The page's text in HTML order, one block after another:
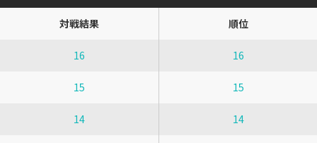
対戦結果 順位
16 16
15 15
14 14